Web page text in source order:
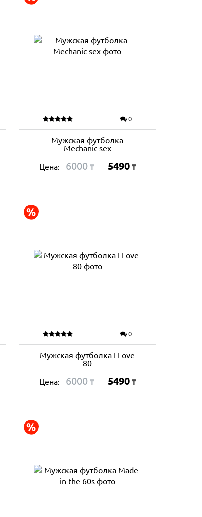
0
Мужская футболка
Mechanic sex
Цена: 6000₸ 5490 ₸
0
Мужская футболка I Love
80
Цена: 6000₸ 5490 ₸